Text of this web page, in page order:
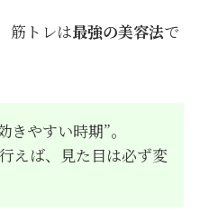
筋トレは最強の美容法で
やすい時期”。
えば、見た目は必ず変